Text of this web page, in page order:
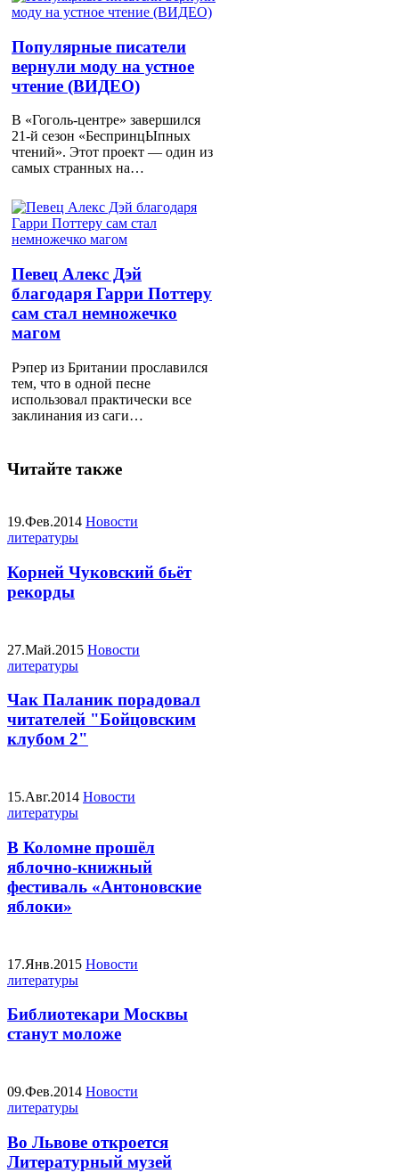
Популярные писатели
вернули моду на устное
чтение (ВИДЕО)
В «Гоголь-центре» завершился
21-й сезон «БеспринцЫпных
чтений». Этот проект — один из
самых странных на…
Певец Алекс Дэй
благодаря Гарри Поттеру
сам стал немножечко
магом
Рэпер из Британии прославился
тем, что в одной песне
использовал практически все
заклинания из саги…
Читайте также
19.Фев.2014 Новости
литературы
Корней Чуковский бьёт
рекорды
27.Май.2015 Новости
литературы
Чак Паланик порадовал
читателей "Бойцовским
клубом 2"
15.Авг.2014 Новости
литературы
В Коломне прошёл
яблочно-книжный
фестиваль «Антоновские
яблоки»
17.Янв.2015 Новости
литературы
Библиотекари Москвы
станут моложе
09.Фев.2014 Новости
литературы
Во Львове откроется
Литературный музей